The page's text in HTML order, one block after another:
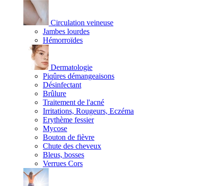
Circulation veineuse
Jambes lourdes
Hémorroïdes
Dermatologie
Piqûres démangeaisons
Désinfectant
Brûlure
Traitement de l'acné
Irritations, Rougeurs, Eczéma
Erythème fessier
Mycose
Bouton de fièvre
Chute des cheveux
Bleus, bosses
Verrues Cors